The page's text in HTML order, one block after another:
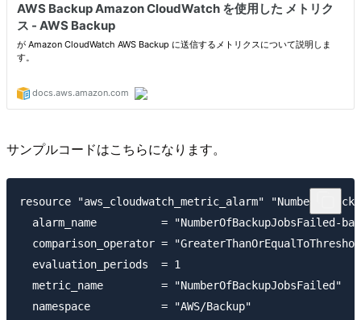
サンプルコードはこちらになります。
resource "aws_cloudwatch_metric_alarm"
alarm_name          = "NumberOfBackupJobsFailed-
comparison_operator =
  evaluation_periods  = 1
  metric_name         = "NumberOfBackupJobsFailed"
  namespace           = "AWS/Backup"